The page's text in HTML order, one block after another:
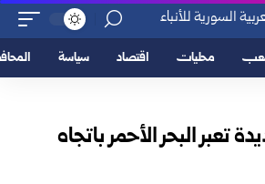
محليات اقتصاد سياسة
تعبر البحر الأحمر باتجاه